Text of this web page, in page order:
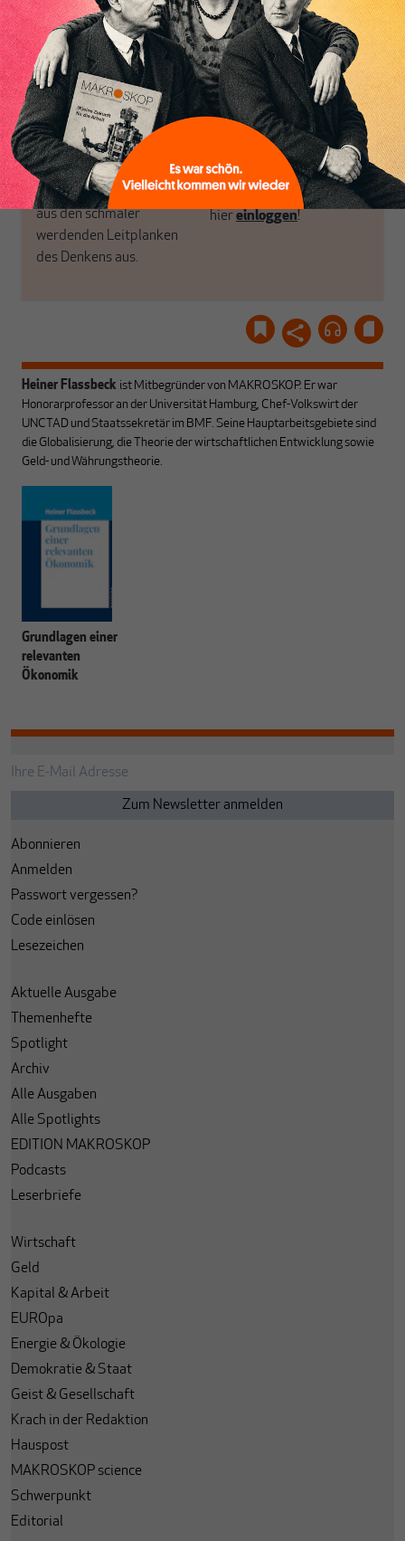
haben einen Blick auf
Geld, Wirtschaft und
Politik, den Sie so
woanders nicht finden.
Dabei leben wir von
unseren Autoren, ihren
Recherchen, ihrem Wissen
und ihrem Enthusiasmus.
Gemeinsam scheren wir
aus den schmaler
werdenden Leitplanken
des Denkens aus.
Brauchen Sie auch frische
Luft? Dann folgen Sie
einfach dem Button.
ABONNIEREN SIE
MAKROSKOP
Schon Abonnent? Dann
hiereinloggen!
Heiner Flassbeck ist Mitbegründer von MAKROSKOP. Er war
Honorarprofessor an der Universität Hamburg, Chef-Volkswirt der
UNCTAD und Staatssekretär im BMF. Seine Hauptarbeitsgebiete sind
die Globalisierung, die Theorie der wirtschaftlichen Entwicklung sowie
Geld- und Währungstheorie.
Grundlagen einer
relevanten
Ökonomik
Abonnieren
Anmelden
Passwort vergessen?
Code einlösen
Lesezeichen
Aktuelle Ausgabe
Themenhefte
Spotlight
Archiv
Alle Ausgaben
Alle Spotlights
EDITION MAKROSKOP
Podcasts
Leserbriefe
Wirtschaft
Geld
Kapital & Arbeit
EUROpa
Energie & Ökologie
Demokratie & Staat
Geist & Gesellschaft
Krach in der Redaktion
Hauspost
MAKROSKOP science
Schwerpunkt
Editorial